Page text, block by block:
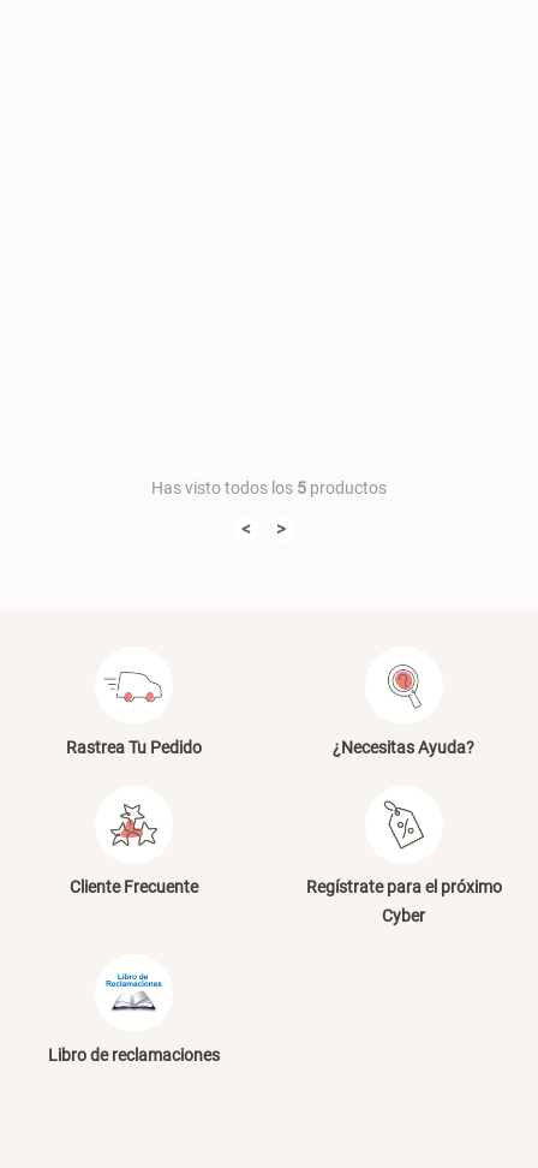
Has visto todos los 5 productos
< >
Rastrea Tu Pedido ¿Necesitas Ayuda?
Cliente Frecuente
Regístrate para el próximo
Cyber
Libro de reclamaciones